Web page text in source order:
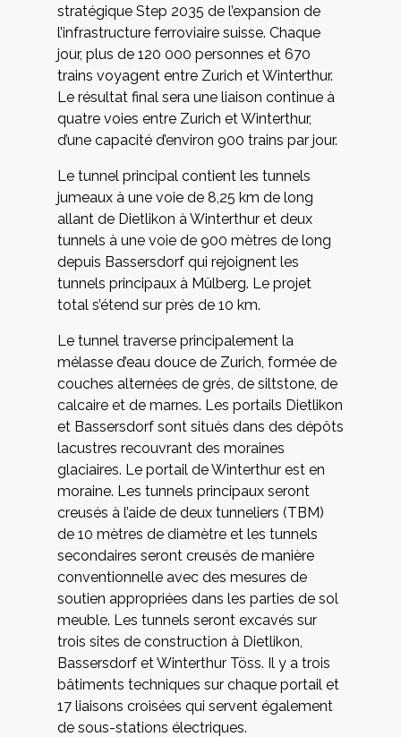
stratégique Step 2035 de l’expansion de
l’infrastructure ferroviaire suisse. Chaque
jour, plus de 120 000 personnes et 670
trains voyagent entre Zurich et Winterthur.
Le résultat final sera une liaison continue à
quatre voies entre Zurich et Winterthur,
d’une capacité d’environ 900 trains par jour.
Le tunnel principal contient les tunnels
jumeaux à une voie de 8,25 km de long
allant de Dietlikon à Winterthur et deux
tunnels à une voie de 900 mètres de long
depuis Bassersdorf qui rejoignent les
tunnels principaux à Mülberg. Le projet
total s’étend sur près de 10 km.
Le tunnel traverse principalement la
mélasse d’eau douce de Zurich, formée de
couches alternées de grès, de siltstone, de
calcaire et de marnes. Les portails Dietlikon
et Bassersdorf sont situés dans des dépôts
lacustres recouvrant des moraines
glaciaires. Le portail de Winterthur est en
moraine. Les tunnels principaux seront
creusés à l’aide de deux tunneliers (TBM)
de 10 mètres de diamètre et les tunnels
secondaires seront creusés de manière
conventionnelle avec des mesures de
soutien appropriées dans les parties de sol
meuble. Les tunnels seront excavés sur
trois sites de construction à Dietlikon,
Bassersdorf et Winterthur Töss. Il y a trois
bâtiments techniques sur chaque portail et
17 liaisons croisées qui servent également
de sous-stations électriques.